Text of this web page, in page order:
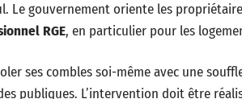
Le gouvernement oriente les
RGE, en particulier pour les
ses combles soi-même avec une
publiques. L’intervention doit être